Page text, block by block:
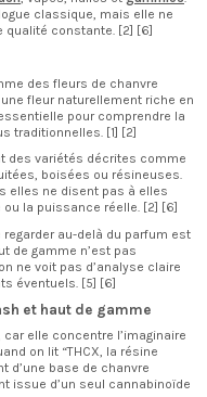
classique, mais elle ne
qualité constante. [2] [6]
des fleurs de chanvre
fleur naturellement riche en
pour comprendre la
traditionnelles. [1] [2]
des variétés décrites comme
boisées ou résineuses.
elles ne disent pas à elles
la puissance réelle. [2] [6]
au-delà du parfum est
de gamme n’est pas
ne voit pas d’analyse claire
éventuels. [5] [6]
et haut de gamme
elle concentre l’imaginaire
on lit “THCX, la résine
d’une base de chanvre
issue d’un seul cannabinoïde